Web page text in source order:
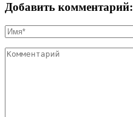
Добавить комментарий: